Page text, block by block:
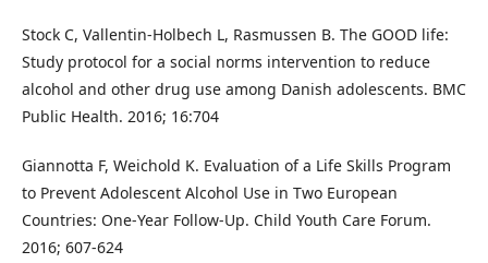
Stock C, Vallentin-Holbech L, Rasmussen B. The GOOD life:
Study protocol for a social norms intervention to reduce
alcohol and other drug use among Danish adolescents. BMC
Public Health. 2016; 16:704
Giannotta F, Weichold K. Evaluation of a Life Skills Program
to Prevent Adolescent Alcohol Use in Two European
Countries: One-Year Follow-Up. Child Youth Care Forum.
2016; 607-624